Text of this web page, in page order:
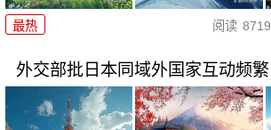
最热 阅读 8719
外交部批日本同域外国家互动频繁